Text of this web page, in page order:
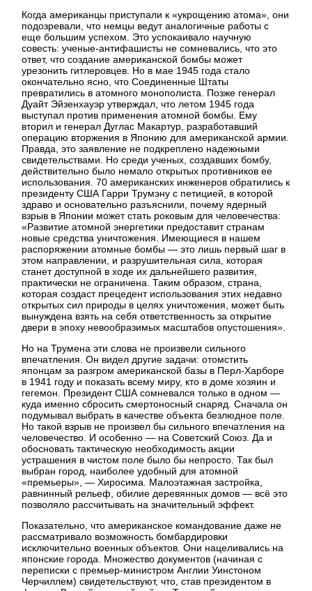
Когда американцы приступали к «укрощению атома», они
подозревали, что немцы ведут аналогичные работы с
еще большим успехом. Это успокаивало научную
совесть: ученые-антифашисты не сомневались, что это
ответ, что создание американской бомбы может
урезонить гитлеровцев. Но в мае 1945 года стало
окончательно ясно, что Соединенные Штаты
превратились в атомного монополиста. Позже генерал
Дуайт Эйзенхауэр утверждал, что летом 1945 года
выступал против применения атомной бомбы. Ему
вторил и генерал Дуглас Макартур, разработавший
операцию вторжения в Японию для американской армии.
Правда, это заявление не подкреплено надежными
свидетельствами. Но среди ученых, создавших бомбу,
действительно было немало открытых противников ее
использования. 70 американских инженеров обратились к
президенту США Гарри Трумэну с петицией, в которой
здраво и основательно разъяснили, почему ядерный
взрыв в Японии может стать роковым для человечества:
«Развитие атомной энергетики предоставит странам
новые средства уничтожения. Имеющиеся в нашем
распоряжении атомные бомбы — это лишь первый шаг в
этом направлении, и разрушительная сила, которая
станет доступной в ходе их дальнейшего развития,
практически не ограничена. Таким образом, страна,
которая создаст прецедент использования этих недавно
открытых сил природы в целях уничтожения, может быть
вынуждена взять на себя ответственность за открытие
двери в эпоху невообразимых масштабов опустошения».
Но на Трумена эти слова не произвели сильного
впечатления. Он видел другие задачи: отомстить
японцам за разгром американской базы в Перл-Харборе
в 1941 году и показать всему миру, кто в доме хозяин и
гегемон. Президент США сомневался только в одном —
куда именно сбросить смертоносный снаряд. Сначала он
подумывал выбрать в качестве объекта безлюдное поле.
Но такой взрыв не произвел бы сильного впечатления на
человечество. И особенно — на Советский Союз. Да и
обосновать тактическую необходимость акции
устрашения в чистом поле было бы непросто. Так был
выбран город, наиболее удобный для атомной
«премьеры», — Хиросима. Малоэтажная застройка,
равнинный рельеф, обилие деревянных домов — всё это
позволяло рассчитывать на значительный эффект.
Показательно, что американское командование даже не
рассматривало возможность бомбардировки
исключительно военных объектов. Они нацеливались на
японские города. Множество документов (начиная с
переписки с премьер-министром Англии Уинстоном
Черчиллем) свидетельствуют, что, став президентом в